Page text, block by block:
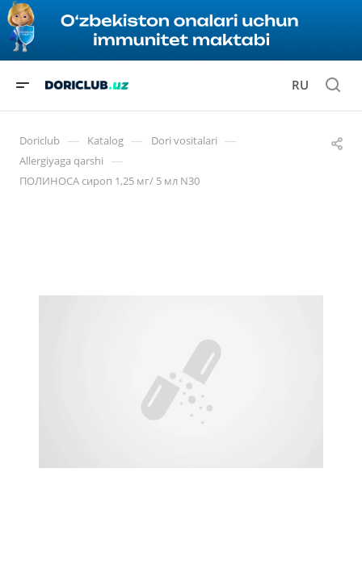
RU
Doriclub — Katalog — Dori vositalari —
Allergiyaga qarshi —
ПОЛИНОСА сироп 1,25 мг/ 5 мл N30